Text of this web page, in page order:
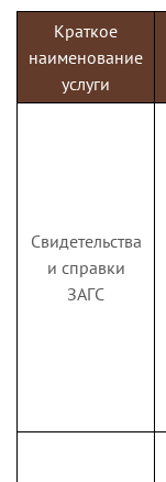
Компенсация
Краткое
наименование
услуги
Свидетельства
и справки
ЗАГС